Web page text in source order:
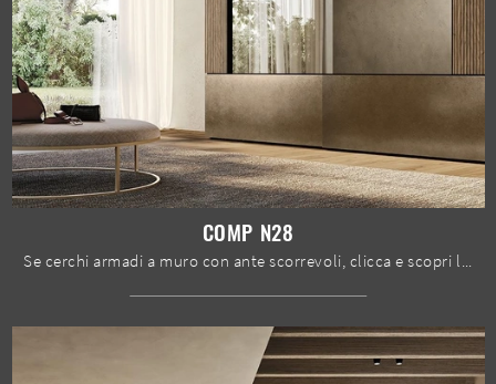
COMP N28
Se cerchi armadi a muro con ante scorrevoli, clicca e scopri l'armadio Comp N28 di Mobilgam in laccato opaco.